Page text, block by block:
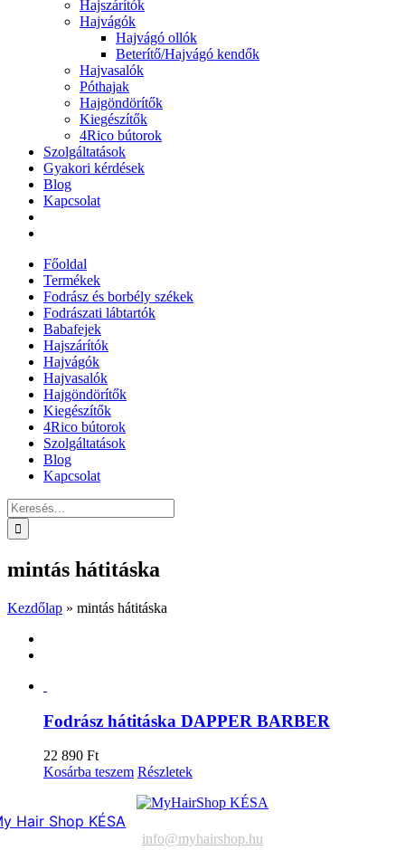
Hajszárítók
Hajvágók
Hajvágó ollók
Beterítő/Hajvágó kendők
Hajvasalók
Póthajak
Hajgöndörítők
Kiegészítők
4Rico bútorok
Szolgáltatások
Gyakori kérdések
Blog
Kapcsolat
Főoldal
Termékek
Fodrász és borbély székek
Fodrászati lábtartók
Babafejek
Hajszárítók
Hajvágók
Hajvasalók
Hajgöndörítők
Kiegészítők
4Rico bútorok
Szolgáltatások
Blog
Kapcsolat
Keresés...
mintás hátitáska
Kezdőlap » mintás hátitáska
Fodrász hátitáska DAPPER BARBER
22 890 Ft
Kosárba teszem Részletek
Hair Shop KÉSA
info@myhairshop.hu